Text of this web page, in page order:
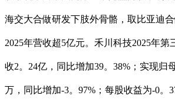
海交大合做研发下肢外骨骼，取比亚迪
2025年营收超5亿元。禾川科技2025年第
收2。24亿，同比增加39。38%；实现归
万，同比增加-3。97%；每股收益为-0。